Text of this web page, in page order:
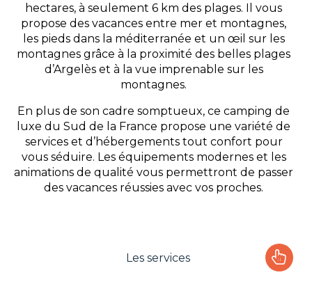
hectares, à seulement 6 km des plages. Il vous
propose des vacances entre mer et montagnes,
les pieds dans la méditerranée et un œil sur les
montagnes grâce à la proximité des belles plages
d’Argelès et à la vue imprenable sur les
montagnes.
En plus de son cadre somptueux, ce camping de
luxe du Sud de la France propose une variété de
services et d’hébergements tout confort pour
vous séduire. Les équipements modernes et les
animations de qualité vous permettront de passer
des vacances réussies avec vos proches.
Les services